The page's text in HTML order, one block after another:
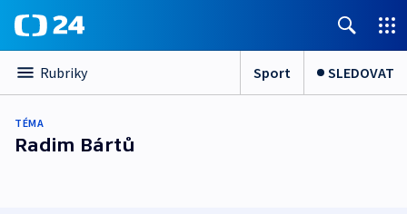
Rubriky Sport SLEDOVAT
TÉMA
Radim Bártů